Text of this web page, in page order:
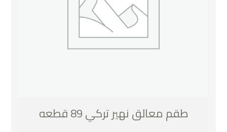
طقم معالق نهير تركي 89 قطعه